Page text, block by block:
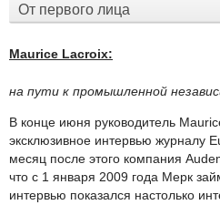
От первого лица
Maurice Lacroix:
на пути к промышленной
В конце июня руководитель
эксклюзивное интервью журналу
месяц после этого компания
что с 1 января 2009 года Мерк
интервью показался настолько